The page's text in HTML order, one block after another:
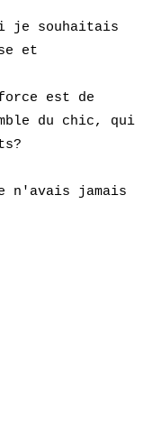
je souhaitais
et
est de
du chic, qui
n'avais jamais